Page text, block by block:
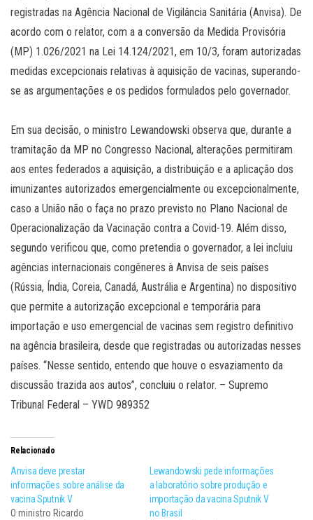
registradas na Agência Nacional de Vigilância Sanitária (Anvisa). De
acordo com o relator, com a a conversão da Medida Provisória
(MP) 1.026/2021 na Lei 14.124/2021, em 10/3, foram autorizadas
medidas excepcionais relativas à aquisição de vacinas, superando-
se as argumentações e os pedidos formulados pelo governador.
Em sua decisão, o ministro Lewandowski observa que, durante a
tramitação da MP no Congresso Nacional, alterações permitiram
aos entes federados a aquisição, a distribuição e a aplicação dos
imunizantes autorizados emergencialmente ou excepcionalmente,
caso a União não o faça no prazo previsto no Plano Nacional de
Operacionalização da Vacinação contra a Covid-19. Além disso,
segundo verificou que, como pretendia o governador, a lei incluiu
agências internacionais congêneres à Anvisa de seis países
(Rússia, Índia, Coreia, Canadá, Austrália e Argentina) no dispositivo
que permite a autorização excepcional e temporária para
importação e uso emergencial de vacinas sem registro definitivo
na agência brasileira, desde que registradas ou autorizadas nesses
países. “Nesse sentido, entendo que houve o esvaziamento da
discussão trazida aos autos”, concluiu o relator. – Supremo
Tribunal Federal – YWD 989352
Relacionado
Anvisa deve prestar
informações sobre análise da
vacina Sputnik V
O ministro Ricardo
Lewandowski pede informações
a laboratório sobre produção e
importação da vacina Sputnik V
no Brasil